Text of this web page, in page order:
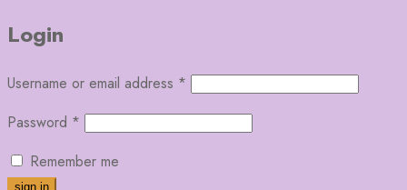
Login
Username or email address *
Password *
Remember me